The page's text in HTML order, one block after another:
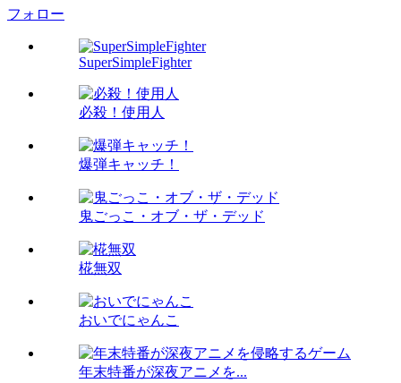
フォロー
SuperSimpleFighter
必殺！使用人
爆弾キャッチ！
鬼ごっこ・オブ・ザ・デッド
椛無双
おいでにゃんこ
年末特番が深夜アニメを...